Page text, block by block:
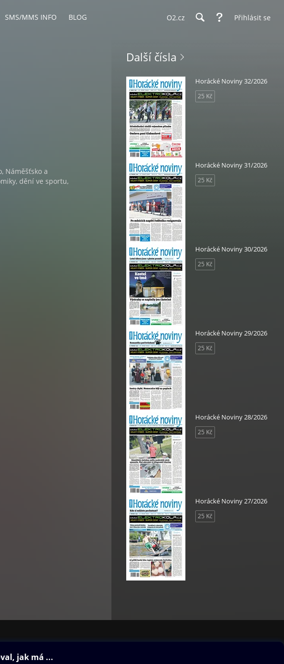
SMS/MMS INFO BLOG O2.cz Přihlásit se
Náměšťsko a
dění ve sportu,
Další čísla
Horácké Noviny 32/2026
25 Kč
Horácké Noviny 31/2026
25 Kč
Horácké Noviny 30/2026
25 Kč
Horácké Noviny 29/2026
25 Kč
Horácké Noviny 28/2026
25 Kč
Horácké Noviny 27/2026
25 Kč